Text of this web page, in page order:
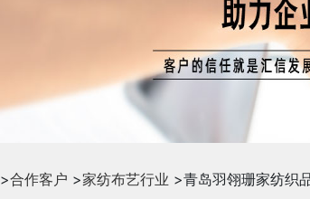
>合作客户 >家纺布艺行业 >青岛羽翎珊家纺织